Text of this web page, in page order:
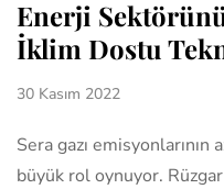
Enerji
İklim Dostu
30 Kasım 2022
Sera gazı
büyük rol oynuyor.